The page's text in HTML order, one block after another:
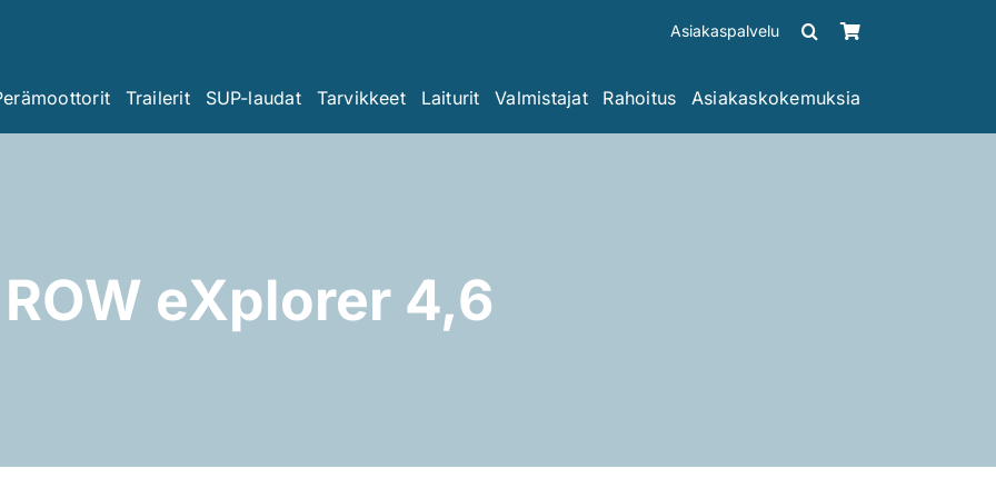
Asiakaspalvelu
Trailerit SUP-laudat Tarvikkeet Laiturit Valmistajat Rahoitus Asiakaskokemuksia
ROW eXplorer 4,6